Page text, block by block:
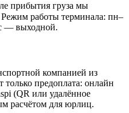
прибытия груза мы
работы терминала: пн–
— выходной.
компанией из
только предоплата: онлайн
(QR или удалённое
расчётом для юрлиц.